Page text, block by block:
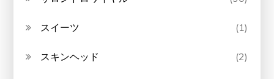
スイーツ (1)
スキンヘッド (2)